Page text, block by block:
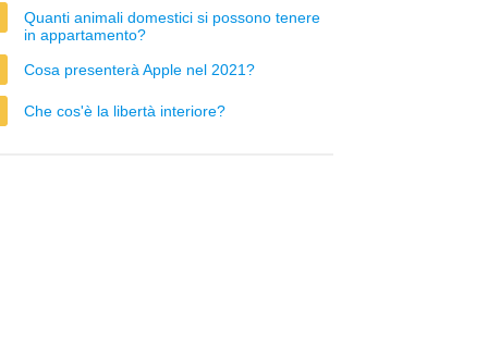
Quanti animali domestici si possono tenere
in appartamento?
Cosa presenterà Apple nel 2021?
Che cos'è la libertà interiore?